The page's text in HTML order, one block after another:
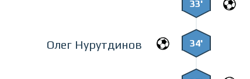
33'
Олег Нурутдинов 34'